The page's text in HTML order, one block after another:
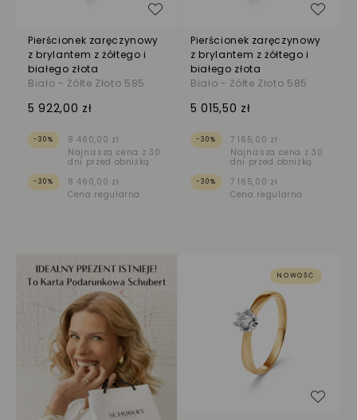
Pierścionek zaręczynowy
z brylantem z żółtego i
białego złota
Biało - Żółte Złoto 585
5 922,00 zł
-30%
8 460,00 zł
Najniższa cena z 30
dni przed obniżką
-30%
8 460,00 zł
Cena regularna
Dodaj do listy życzeń
Pierścionek zaręczynowy
z brylantem z żółtego i
białego złota
Biało - Żółte Złoto 585
5 015,50 zł
-30%
7 165,00 zł
Najniższa cena z 30
dni przed obniżką
-30%
7 165,00 zł
Cena regularna
NOWOŚĆ